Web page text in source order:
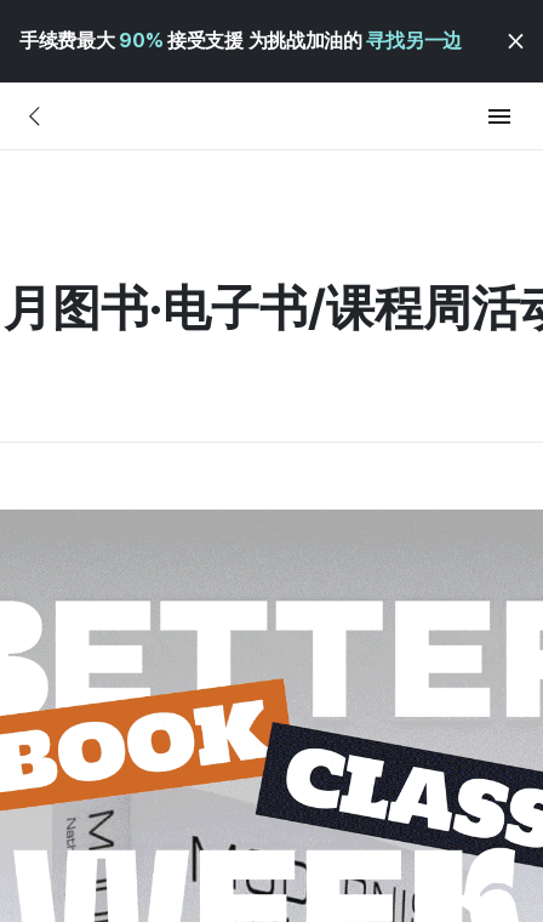
手续费最大 90% 接受支援 为挑战加油的寻找另一边
图书·电子书/课程周活